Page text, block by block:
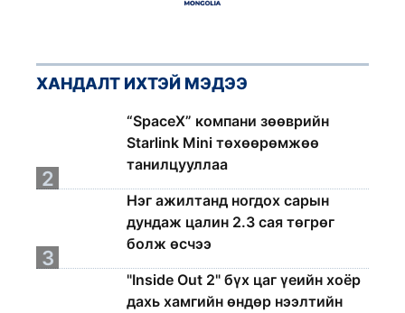
ХАНДАЛТ ИХТЭЙ МЭДЭЭ
“SpaceX” компани зөөврийн
Starlink Mini төхөөрөмжөө
танилцууллаа
2
Нэг ажилтанд ногдох сарын
дундаж цалин 2.3 сая төгрөг
болж өсчээ
3
"Inside Out 2" бүх цаг үеийн хоёр
дахь хамгийн өндөр нээлтийн